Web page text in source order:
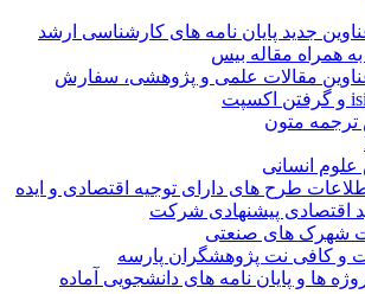
جدید پایان نامه های کارشناسی ارشد
همراه مقاله بیس
مقالات علمی و پژوهشی، سفارش
متون
انسانی
طرح های دارای توجیه اقتصادی و ایده
اقتصادی پیشنهادی شرکت
شهرک های صنعتی
و کافی نت پژوهشگران پارسه
ها و پایان نامه های دانشجویی آماده